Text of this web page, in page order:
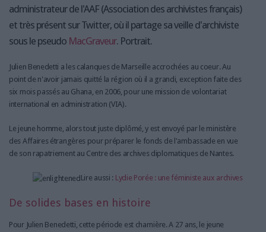
administrateur de l'AAF (Association des archivistes français)
et très présent sur Twitter, où il partage sa veille d'archiviste
sous le pseudo MacGraveur. Portrait.
Julien Benedetti a les calanques de Marseille accrochées au coeur. Au
point de n'avoir jamais quitté la région où il a grandi, exception faite des
six mois passés au Ghana, en 2006, pour une mission de volontariat
international en administration (VIA).
Le jeune homme, alors tout juste diplômé, y est envoyé par le ministère
des Affaires étrangères pour préparer le fonds de l'ambassade en vue
de son rapatriement au Centre des archives diplomatiques de Nantes.
Lire aussi : Lydie Porée : une féministe aux archives
De solides bases en histoire
Pour Julien Benedetti, cette période est charnière. A 27 ans, le jeune